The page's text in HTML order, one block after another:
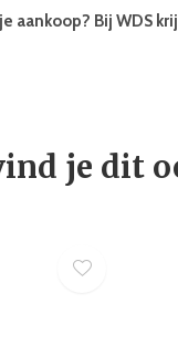
aankoop? Bij WDS
je dit